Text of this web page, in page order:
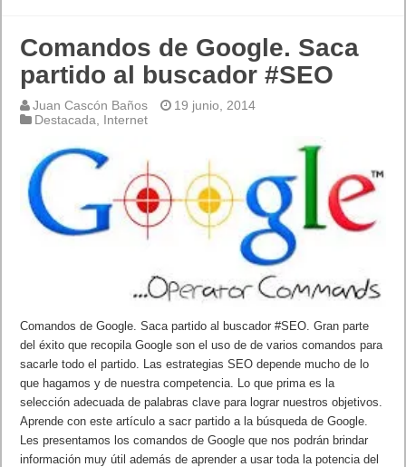
Comandos de Google. Saca
partido al buscador #SEO
Juan Cascón Baños
19 junio, 2014
Destacada, Internet
Comandos de Google. Saca partido al buscador #SEO. Gran parte
del éxito que recopila Google son el uso de de varios comandos para
sacarle todo el partido. Las estrategias SEO depende mucho de lo
que hagamos y de nuestra competencia. Lo que prima es la
selección adecuada de palabras clave para lograr nuestros objetivos.
Aprende con este artículo a sacr partido a la búsqueda de Google.
Les presentamos los comandos de Google que nos podrán brindar
información muy útil además de aprender a usar toda la potencia del